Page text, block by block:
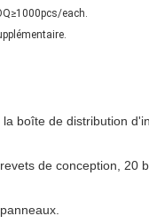
each.
boîte de distribution
de conception, 20